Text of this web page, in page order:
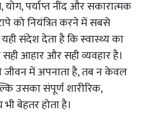
पर्याप्त नींद और सकारात्मक
को नियंत्रित करने में सबसे
यही संदेश देता है कि स्वास्थ्य का
आहार और सही व्यवहार है।
जीवन में अपनाता है, तब न केवल
उसका संपूर्ण शारीरिक,
बेहतर होता है।